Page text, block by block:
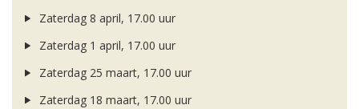
Zaterdag 8 april, 17.00 uur
Zaterdag 1 april, 17.00 uur
Zaterdag 25 maart, 17.00 uur
Zaterdag 18 maart, 17.00 uur